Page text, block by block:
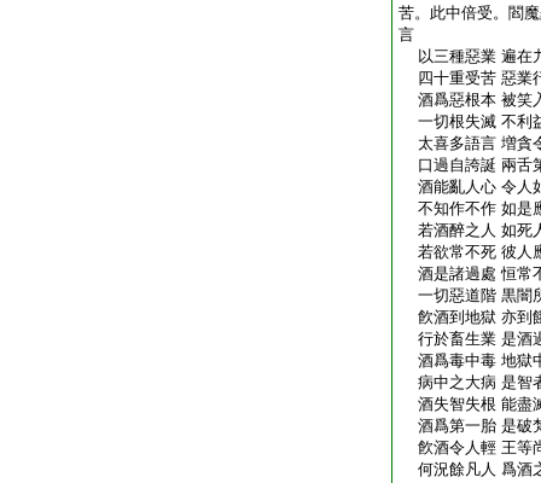
苦。此中倍受。閻
言
以三種惡業 遍在
四十重受苦 惡業
酒爲惡根本 被笑
一切根失滅 不利
太喜多語言 増貪
口過自誇誕 兩舌
酒能亂人心 令人
不知作不作 如是
若酒醉之人 如死
若欲常不死 彼人
酒是諸過處 恒常
一切惡道階 黒闇
飮酒到地獄 亦到
行於畜生業 是酒
酒爲毒中毒 地獄
病中之大病 是智
酒失智失根 能盡
酒爲第一胎 是破
飮酒令人輕 王等
何況餘凡人 爲酒